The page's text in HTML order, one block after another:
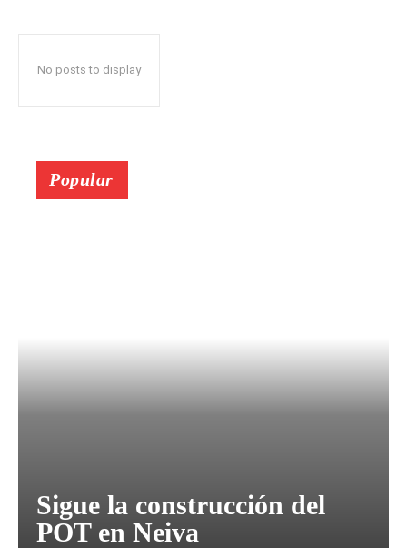
No posts to display
Popular
Sigue la construcción del
POT en Neiva